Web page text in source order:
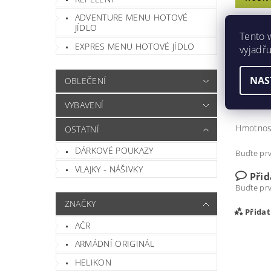
ADVENTURE MENU HOTOVÉ
JÍDLO
EXPRES MENU HOTOVÉ JÍDLO
OBLEČENÍ
VYBAVENÍ
OSTATNÍ
DÁRKOVÉ POUKAZY
VLAJKY - NÁŠIVKY
ZNAČKY
AČR
ARMÁDNÍ ORIGINÁL
HELIKON
Velice
Buďte
Buďte
Tento